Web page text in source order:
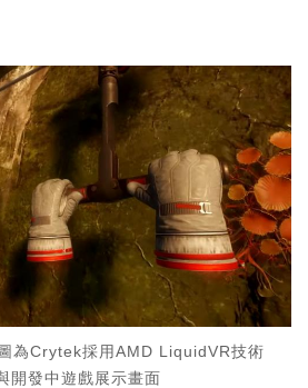
為Crytek採用AMD LiquidVR技術
開發中遊戲展示畫面